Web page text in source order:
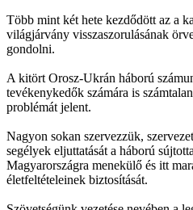
Több mint két hete kezdődött az a
világjárvány visszaszorulásának
gondolni.
A kitört Orosz-Ukrán háború
tevékenykedők számára is
problémát jelent.
Nagyon sokan szervezzük,
segélyek eljuttatását a háború
Magyarországra menekülő és itt
életfeltételeinek biztosítását.